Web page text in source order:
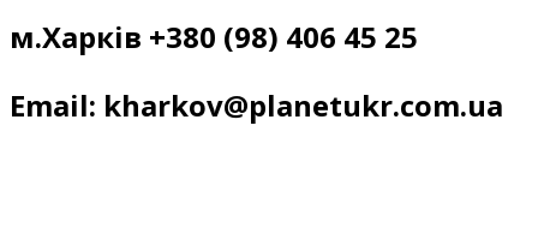
м.Харків +380 (98) 406 45 25
Email: kharkov@planetukr.com.ua